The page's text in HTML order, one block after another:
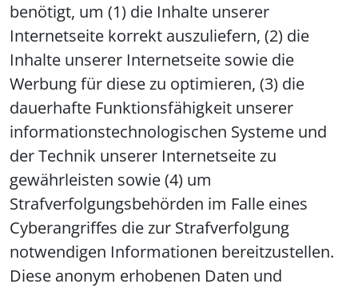
benötigt, um (1) die Inhalte unserer
Internetseite korrekt auszuliefern, (2) die
Inhalte unserer Internetseite sowie die
Werbung für diese zu optimieren, (3) die
dauerhafte Funktionsfähigkeit unserer
informationstechnologischen Systeme und
der Technik unserer Internetseite zu
gewährleisten sowie (4) um
Strafverfolgungsbehörden im Falle eines
Cyberangriffes die zur Strafverfolgung
notwendigen Informationen bereitzustellen.
Diese anonym erhobenen Daten und